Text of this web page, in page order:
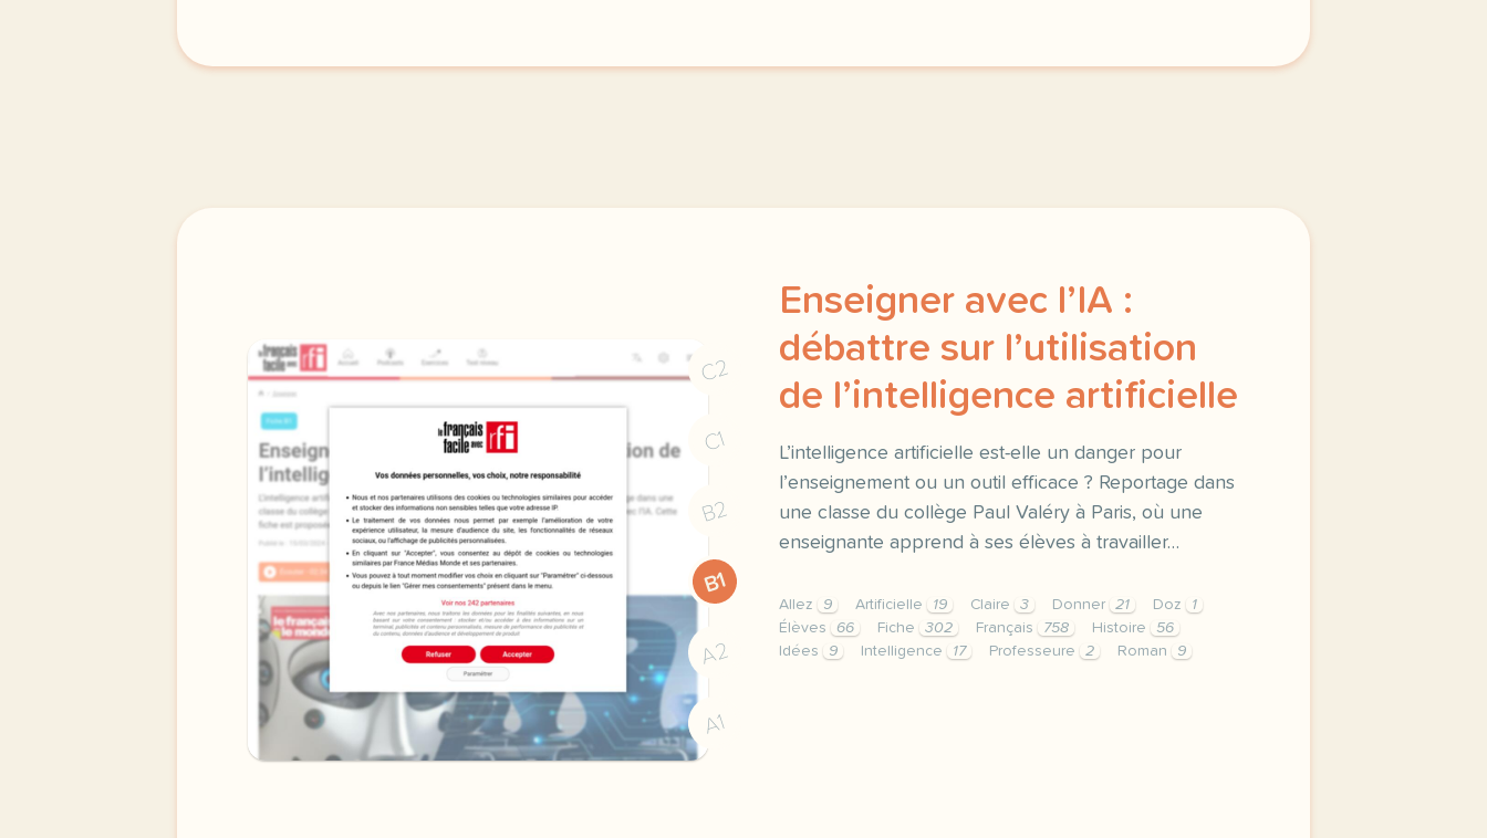
C2
C1
B2
B1
A2
A1
Enseigner avec l’IA :
débattre sur l’utilisation
de l’intelligence artificielle
L’intelligence artificielle est-elle un danger pour
l’enseignement ou un outil efficace ? Reportage dans
une classe du collège Paul Valéry à Paris, où une
enseignante apprend à ses élèves à travailler…
Allez 9 Artificielle 19 Claire 3 Donner 21 Doz
1
Élèves
66 Fiche 302 Français 758 Histoire
56
Idées
9 Intelligence 17 Professeure 2 Roman 9